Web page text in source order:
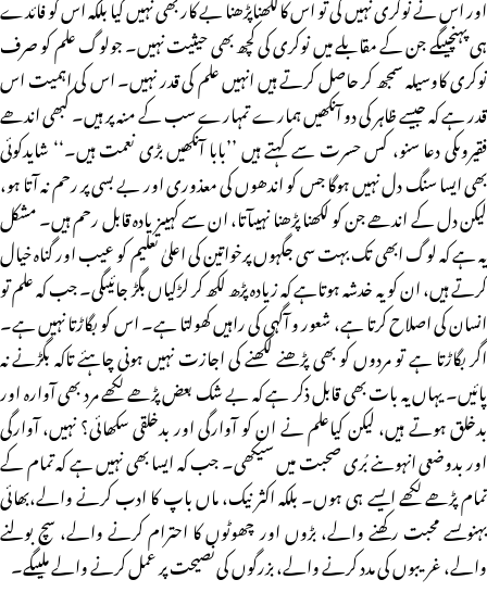
ہی پہنچیںگے جن کے مقابلے میں نوکری کی کچھ بھی حیثیت نہیں۔ جولوگ علم کو صرف
نوکری کاوسیلہ سمجھ کر حاصل کرتے ہیں انہیں علم کی قدر نہیں۔ اس کی اہمیت اس
قدر ہے کہ جیسے ظاہر کی دو آنکھیں ہمارے تمہارے سب کے منہ پر ہیں۔ کبھی اندھے
فقیروںکی دعا سنو، کس حسرت سے کہتے ہیں ’’بابا آنکھیں بڑی نعمت ہیں۔‘‘ شایدکوئی
بھی ایسا سنگ دل نہیں ہوگا جس کو اندھوں کی معذوری اور بے بسی پر رحم نہ آتا ہو،
لیکن دل کے اندھے جن کو لکھنا پڑھنا نہیںآتا، ان سے کہیںزیادہ قابل رحم ہیں۔ مشکل
یہ ہے کہ لوگ ابھی تک بہت سی جگہوں پرخواتین کی اعلیٰ تعلیم کو عیب اور گناہ خیال
کرتے ہیں، ان کو یہ خدشہ ہوتاہے کہ زیادہ پڑھ لکھ کر لڑکیاں بگڑ جائیںگی۔ جب کہ علم تو
انسان کی اصلاح کرتا ہے، شعور و آگہی کی راہیں کھولتا ہے۔ اس کو بگاڑتا نہیں ہے۔
اگر بگاڑتا ہے تو مردوں کو بھی پڑھنے لکھنے کی اجازت نہیں ہونی چاہئے تاکہ بگڑنے نہ
پائیں۔ یہاں یہ بات بھی قابل ذکر ہے کہ بے شک بعض پڑھے لکھے مرد بھی آوارہ اور
بدخلق ہوتے ہیں، لیکن کیاعلم نے ان کو آوارگی اور بدخلقی سکھائی؟ نہیں، آوارگی
اور بدوضعی انہوںنے بُری صحبت میں سیکھی۔ جب کہ ایسا بھی نہیں ہے کہ تمام کے
تمام پڑھے لکھے ایسے ہی ہوں۔ بلکہ اکثر نیک، ماں باپ کا ادب کرنے والے،بھائی
بہنوںسے محبت رکھنے والے، بڑوں اور چھوٹوں کا احترام کرنے والے، سچ بولنے
والے، غریبوں کی مدد کرنے والے، بزرگوں کی نصیحت پر عمل کرنے والے ملیںگے۔